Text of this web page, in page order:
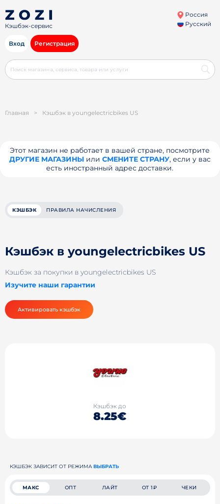
Кэшбэк-сервис
Россия
Русский
Вход Регистрация
Главная > Кэшбэк в youngelectricbikes US
Этот магазин не работает в вашей стране, посмотрите
ДРУГИЕ МАГАЗИНЫили СМЕНИТЕ СТРАНУ, если у вас
есть иностранный адрес доставки.
КЭШБЭК ПРАВИЛА НАЧИСЛЕНИЯ
Кэшбэк в youngelectricbikes US
Кэшбэк за покупки в youngelectricbikes US
Изучите наши гарантии
Активировать кэшбэк
Кэшбэк до
8.25€
КЭШБЭК ЗАВИСИТ ОТ РЕЖИМА ВЫБРАТЬ
МАКС ОПТ ЛАЙТ ОТ 1₽ ЧЕКИ